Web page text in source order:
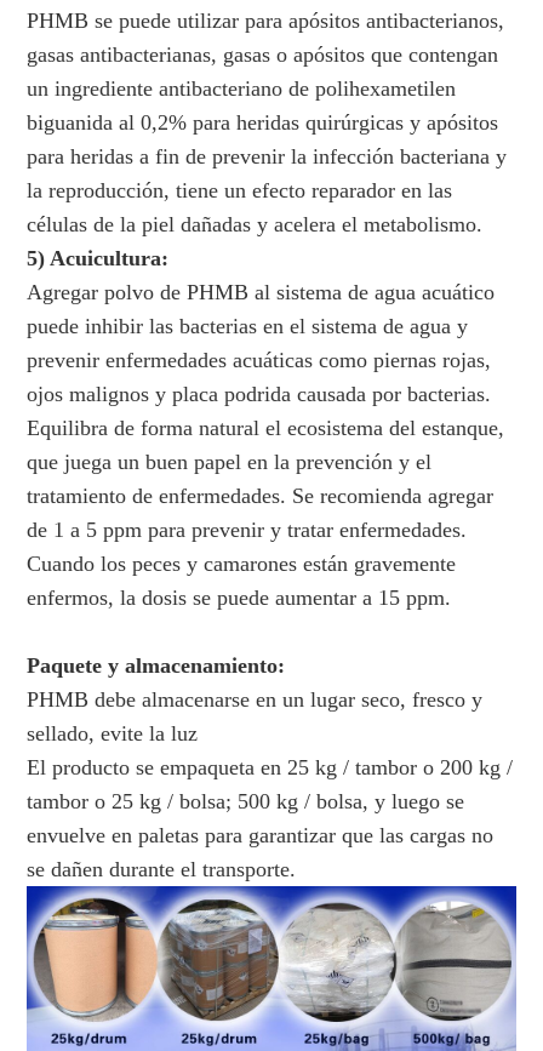
PHMB se puede utilizar para apósitos antibacterianos,
gasas antibacterianas, gasas o apósitos que contengan
un ingrediente antibacteriano de polihexametilen
biguanida al 0,2% para heridas quirúrgicas y apósitos
para heridas a fin de prevenir la infección bacteriana y
la reproducción, tiene un efecto reparador en las
células de la piel dañadas y acelera el metabolismo.
5) Acuicultura:
Agregar polvo de PHMB al sistema de agua acuático
puede inhibir las bacterias en el sistema de agua y
prevenir enfermedades acuáticas como piernas rojas,
ojos malignos y placa podrida causada por bacterias.
Equilibra de forma natural el ecosistema del estanque,
que juega un buen papel en la prevención y el
tratamiento de enfermedades. Se recomienda agregar
de 1 a 5 ppm para prevenir y tratar enfermedades.
Cuando los peces y camarones están gravemente
enfermos, la dosis se puede aumentar a 15 ppm.
Paquete y almacenamiento:
PHMB debe almacenarse en un lugar seco, fresco y
sellado, evite la luz
El producto se empaqueta en 25 kg / tambor o 200 kg /
tambor o 25 kg / bolsa; 500 kg / bolsa, y luego se
envuelve en paletas para garantizar que las cargas no
se dañen durante el transporte.